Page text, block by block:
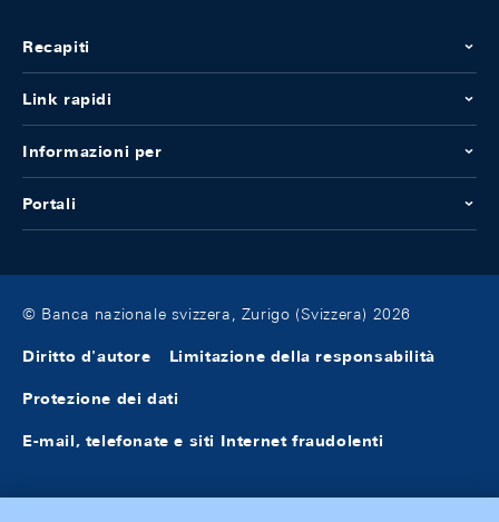
Recapiti
Link rapidi
Informazioni per
Portali
© Banca nazionale svizzera, Zurigo (Svizzera) 2026
Diritto d'autore Limitazione della responsabilità
Protezione dei dati
E-mail, telefonate e siti Internet fraudolenti